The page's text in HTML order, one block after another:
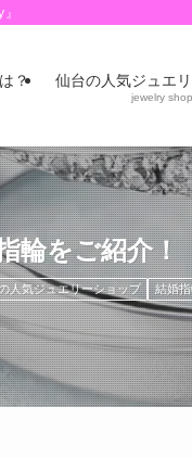
？ 仙台の人気ジュエ
jewelry shop
輪をご紹介！
人気ジュエリーショップ 結婚